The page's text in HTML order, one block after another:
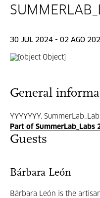
30 JUL 2024 - 02 AGO
General
YYYYYYY.
Part of SummerLab_Labs
Guests
Bárbara León
Bárbara León is the